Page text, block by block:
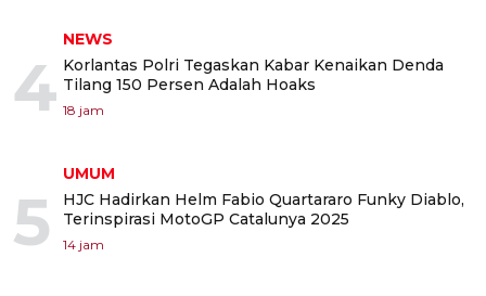
4
NEWS
Korlantas Polri Tegaskan Kabar Kenaikan Denda
Tilang 150 Persen Adalah Hoaks
18 jam
5
UMUM
HJC Hadirkan Helm Fabio Quartararo Funky Diablo,
Terinspirasi MotoGP Catalunya 2025
14 jam